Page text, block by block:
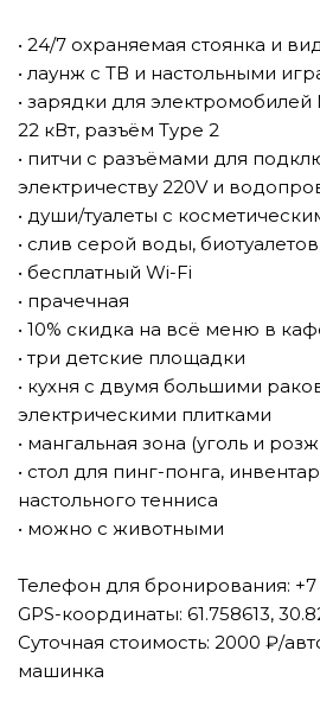
• 24/7 охраняемая стоянка и
• лаунж с ТВ и настольными
• зарядки для электромобилей
22 кВт, разъём Type 2
• питчи с разъёмами для
электричеству 220V и
• души/туалеты с
• слив серой воды,
• бесплатный Wi-Fi
• прачечная
• 10% скидка на всё меню в
• три детские площадки
• кухня с двумя большими
электрическими плитками
• мангальная зона (уголь и
• стол для пинг-понга,
настольного тенниса
• можно с животными
Телефон для бронирования: +7
GPS-координаты: 61.758613,
Суточная стоимость: 2000 ₽/
машинка